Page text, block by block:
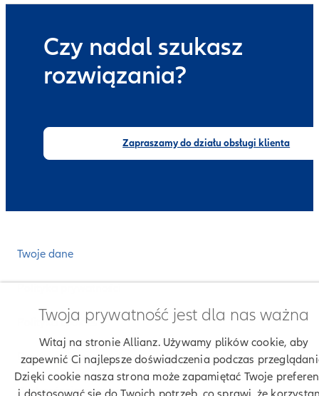
Czy nadal szukasz
rozwiązania?
Zapraszamy do działu obsługi klienta
Twoje dane
Polityka cookies
Bezpieczeństwo
Zastrzeżenia prawne
Twoja prywatność jest dla nas ważna
Witaj na stronie Allianz. Używamy plików cookie, aby
zapewnić Ci najlepsze doświadczenia podczas
Dzięki cookie nasza strona może zapamiętać Twoje